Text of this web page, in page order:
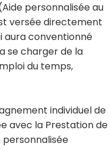
personnalisée au
versée directement
aura conventionné
se charger de la
du temps,
individuel de
avec la Prestation de